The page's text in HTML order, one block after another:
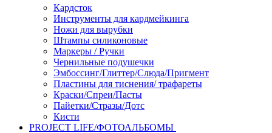
Кардсток
Инструменты для кардмейкинга
Ножи для вырубки
Штампы силиконовые
Маркеры / Ручки
Чернильные подушечки
Эмбоссинг/Глиттер/Слюда/Пригмент
Пластины для тиснения/ трафареты
Краски/Спреи/Пасты
Пайетки/Стразы/Дотс
Кисти
PROJECT LIFE/ФОТОАЛЬБОМЫ